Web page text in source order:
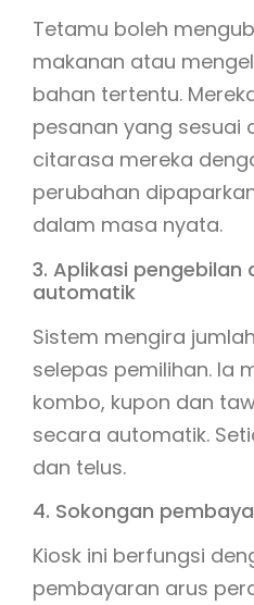
Tetamu boleh
makanan atau
bahan tertentu.
pesanan yang sesuai
citarasa mereka
perubahan
dalam masa nyata.
3. Aplikasi pengebilan
automatik
Sistem mengira
selepas pemilihan. Ia
kombo, kupon dan
secara automatik.
dan telus.
4. Sokongan
Kiosk ini berfungsi
pembayaran arus